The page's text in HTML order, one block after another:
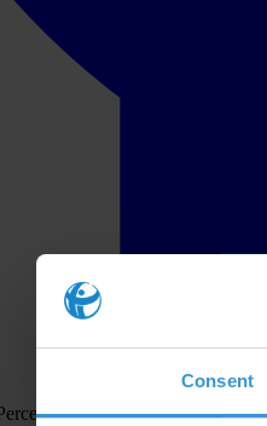
Consent
de Corrupción-IPC